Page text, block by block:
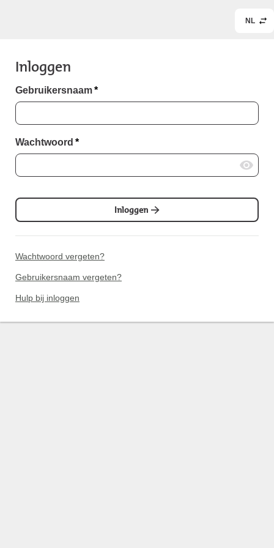
NL
Inloggen
Gebruikersnaam*
Wachtwoord *
Inloggen
Wachtwoord vergeten?
Gebruikersnaam vergeten?
Hulp bij inloggen